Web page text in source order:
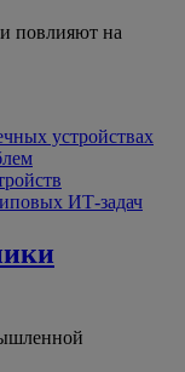
повлияют на
устройствах
ИТ-задач